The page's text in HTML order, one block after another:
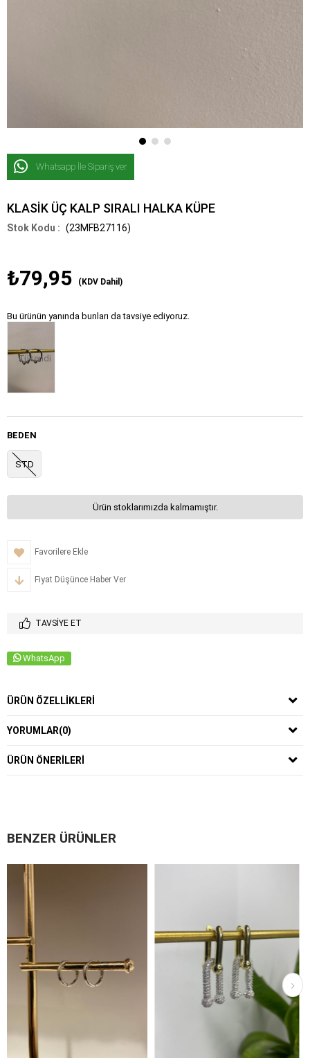
Whatsapp İle Sipariş ver
KLASİK ÜÇ KALP SIRALI HALKA KÜPE
(23MFB27116)
₺79,95 (KDV Dahil)
Bu ürünün yanında bunları da tavsiye ediyoruz.
Tükendi
BEDEN
STD
Ürün stoklarımızda kalmamıştır.
Favorilere Ekle
Fiyat Düşünce Haber Ver
TAVSIYE ET
WhatsApp
ÜRÜN ÖZELLIKLERI
YORUMLAR(0)
ÜRÜN ÖNERILERI
BENZER ÜRÜNLER